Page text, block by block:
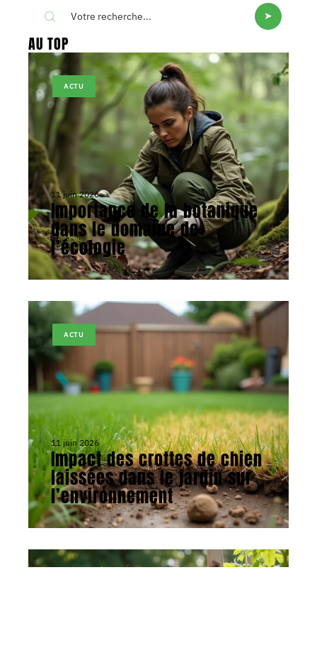
AU TOP
ACTU
11 juin 2026
Importance de la botanique
dans le domaine de
l’écologie
ACTU
11 juin 2026
Impact des crottes de chien
laissées dans le jardin sur
l’environnement